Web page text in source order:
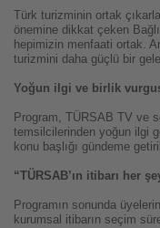
Türk turizminin ortak
önemine dikkat çeken
hepimizin menfaati ortak.
turizmini daha güçlü bir
Yoğun ilgi ve birlik
Program, TÜRSAB TV ve
temsilcilerinden yoğun ilgi
konu başlığı gündeme
“TÜRSAB’ın itibarı her
Programın sonunda
kurumsal itibarın seçim